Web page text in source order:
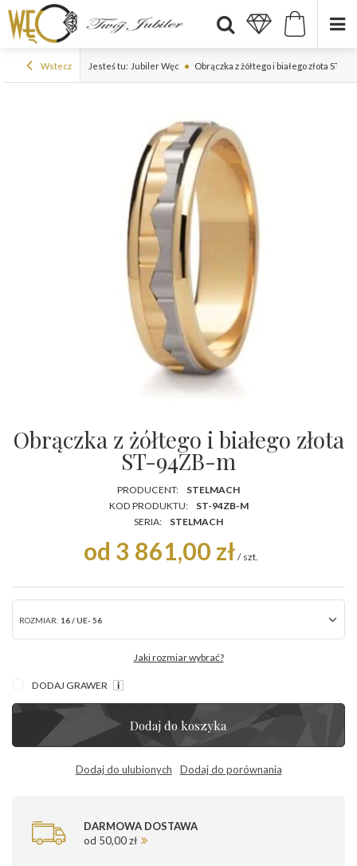
Wstecz Jesteś tu: Jubiler Węc Obrączka z żółtego i białego złota ST-
Obrączka z żółtego i białego złota
ST-94ZB-m
PRODUCENT:
STELMACH
KOD PRODUKTU:
ST-94ZB-M
SERIA:
STELMACH
od 3 861,00 zł / szt.
ROZMIAR: 16 / UE- 56
Jaki rozmiar wybrać?
DODAJ GRAWER
Dodaj do koszyka
Dodaj do ulubionych Dodaj do porównania
DARMOWA DOSTAWA
od 50,00 zł